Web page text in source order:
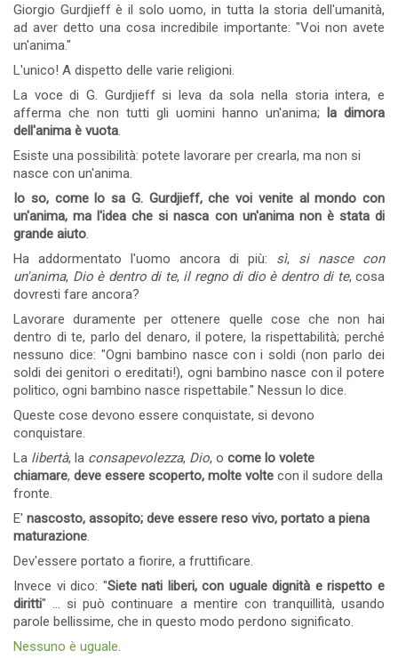
Giorgio Gurdjieff è il solo uomo, in tutta la storia dell'umanità,
ad aver detto una cosa incredibile importante: "Voi non avete
un'anima."
L'unico! A dispetto delle varie religioni.
La voce di G. Gurdjieff si leva da sola nella storia intera, e
afferma che non tutti gli uomini hanno un'anima; la dimora
dell'anima è vuota.
Esiste una possibilità: potete lavorare per crearla, ma non si
nasce con un'anima.
Io so, come lo sa G. Gurdjieff, che voi venite al mondo con
un'anima, ma l'idea che si nasca con un'anima non è stata di
grande aiuto.
Ha addormentato l'uomo ancora di più: sì, si nasce con
un'anima, Dio è dentro di te, il regno di dio è dentro di te, cosa
dovresti fare ancora?
Lavorare duramente per ottenere quelle cose che non hai
dentro di te, parlo del denaro, il potere, la rispettabilità; perché
nessuno dice: "Ogni bambino nasce con i soldi (non parlo dei
soldi dei genitori o ereditati!), ogni bambino nasce con il potere
politico, ogni bambino nasce rispettabile." Nessun lo dice.
Queste cose devono essere conquistate, si devono
conquistare.
La libertà, la consapevolezza, Dio, o come lo volete
chiamare, deve essere scoperto, molte volte con il sudore della
fronte.
E' nascosto, assopito; deve essere reso vivo, portato a piena
maturazione.
Dev'essere portato a fiorire, a fruttificare.
Invece vi dico: "Siete nati liberi, con uguale dignità e rispetto e
diritti" ... si può continuare a mentire con tranquillità, usando
parole bellissime, che in questo modo perdono significato.
Nessuno è uguale.